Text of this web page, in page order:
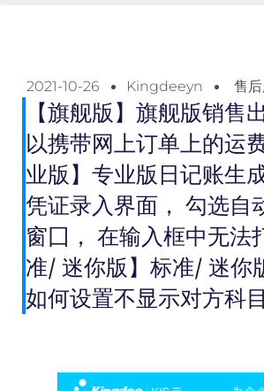
2021-10-26 Kingdeeyn 售
【旗舰版】旗舰版销售
以携带网上订单上的运
业版】专业版日记账生
凭证录入界面， 勾选自
窗囗， 在输入框中无法
准/ 迷你版】标准/ 迷你
如何设置不显示对方科